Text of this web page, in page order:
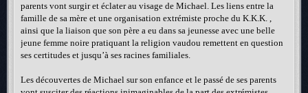
parents vont surgir et éclater au visage de Michael. Les liens entre la
famille de sa mère et une organisation extrémiste proche du K.K.K. ,
ainsi que la liaison que son père a eu dans sa jeunesse avec une belle
jeune femme noire pratiquant la religion vaudou remettent en question
ses certitudes et jusqu’à ses racines familiales.
Les découvertes de Michael sur son enfance et le passé de ses parents